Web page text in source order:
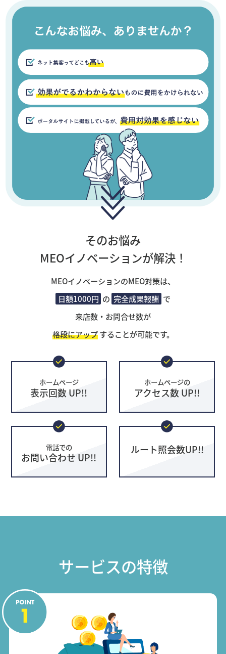
そのお悩み
MEOイノベーションが解決！
MEOイノベーションのMEO対策は、
日額1000円 の 完全成果報酬 で
来店数・お問合せ数が
格段にアップすることが可能です。
ホームページ
表示回数 UP!!
ホームページの
アクセス数 UP!!
電話での
お問い合わせ UP!!
ルート照会数UP!!
サービスの特徴